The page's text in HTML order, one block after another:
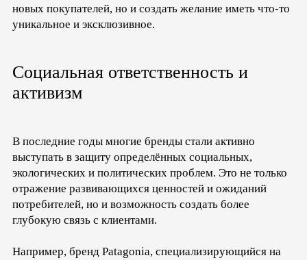
новых покупателей, но и создать желание иметь что-то
уникальное и эксклюзивное.
Социальная ответственность и
активизм
В последние годы многие бренды стали активно
выступать в защиту определённых социальных,
экологических и политических проблем. Это не только
отражение развивающихся ценностей и ожиданий
потребителей, но и возможность создать более
глубокую связь с клиентами.
Например, бренд Patagonia, специализирующийся на